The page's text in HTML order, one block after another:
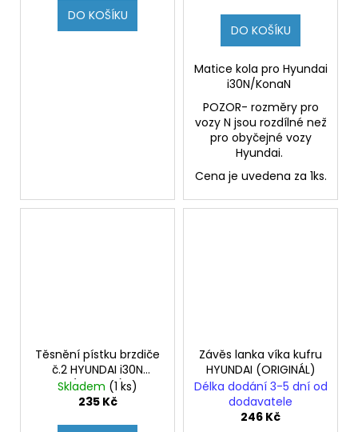
DO KOŠÍKU
DO KOŠÍKU
Matice kola pro Hyundai
i30N/KonaN
POZOR- rozměry pro
vozy N jsou rozdílné než
pro obyčejné vozy
Hyundai.
Cena je uvedena za 1ks.
Těsnění pístku brzdiče
č.2 HYUNDAI i30N
(Originál)
Skladem (1 ks)
235 Kč
Závěs lanka víka kufru
HYUNDAI (ORIGINÁL)
Délka dodání 3-5 dní od
dodavatele
246 Kč